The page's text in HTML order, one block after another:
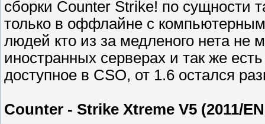
сборки Counter Strike! по сущности
только в оффлайне с
людей кто из за медленого нета не
иностранных серверах и так же
доступное в CSO, от 1.6 остался
Counter - Strike Xtreme V5 (2011/